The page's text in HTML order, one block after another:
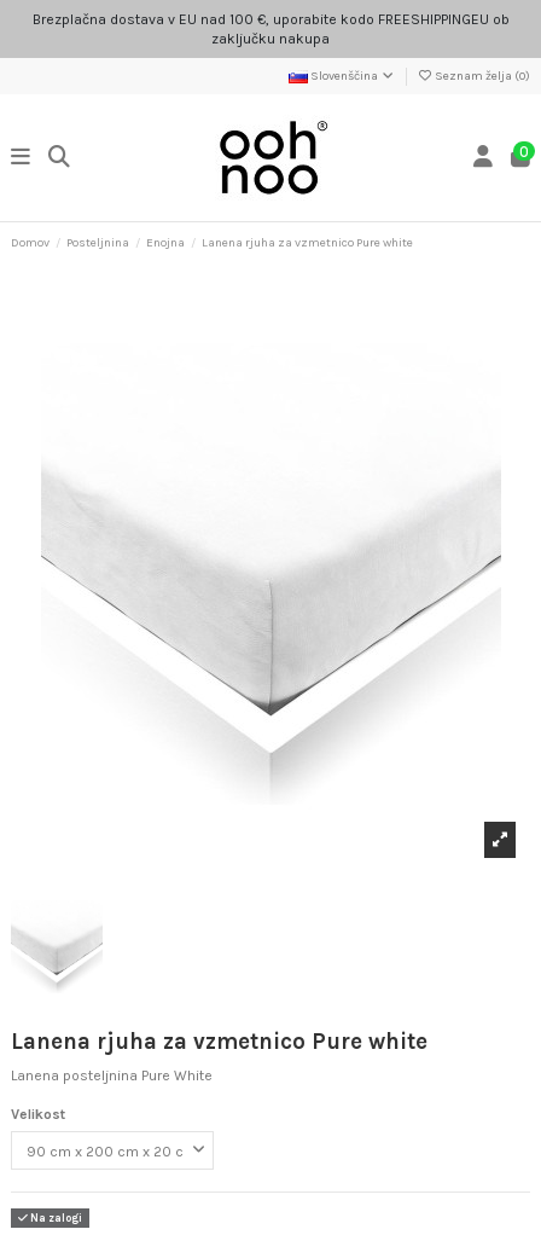
Brezplačna dostava v EU nad 100 €, uporabite kodo FREESHIPPINGEU ob
zaključku nakupa
Slovenščina Seznam želja (0)
0
Domov Posteljnina Enojna Lanena rjuha za vzmetnico Pure white
Lanena rjuha za vzmetnico Pure white
Lanena posteljnina Pure White
Velikost
Na zalogi